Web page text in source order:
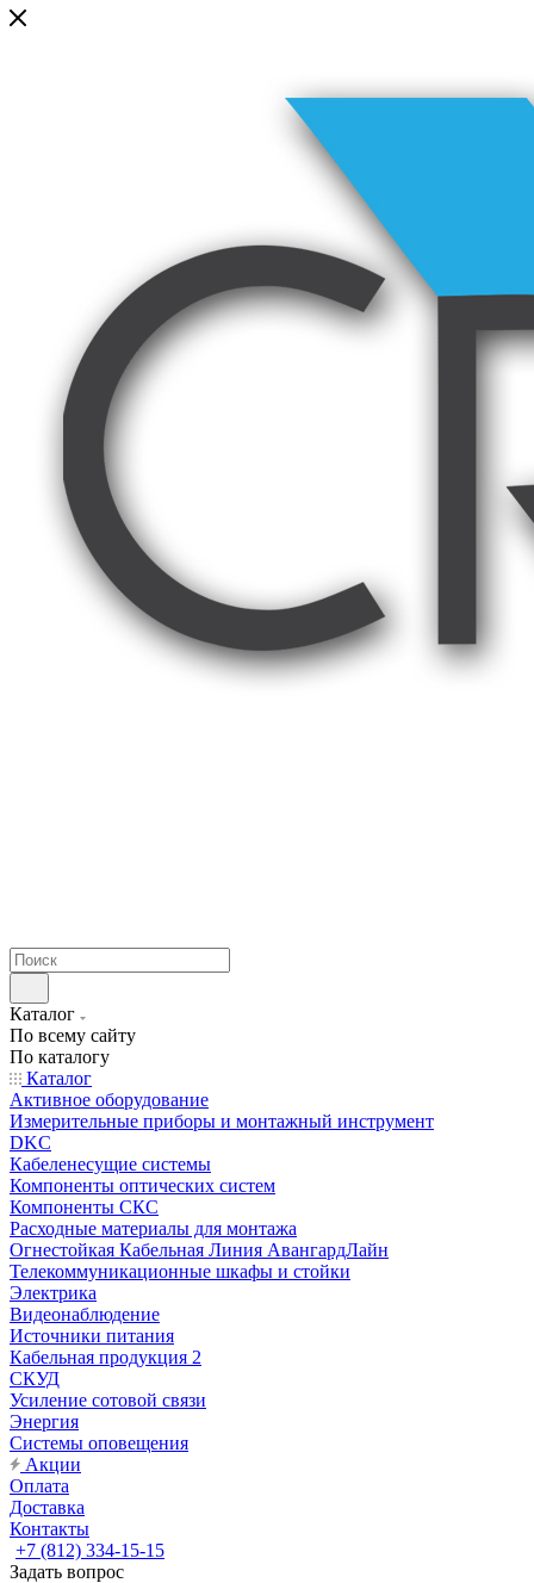
Каталог
По всему сайту
По каталогу
Каталог
Активное оборудование
Измерительные приборы и монтажный инструмент
DKC
Кабеленесущие системы
Компоненты оптических систем
Компоненты СКС
Расходные материалы для монтажа
Огнестойкая Кабельная Линия АвангардЛайн
Телекоммуникационные шкафы и стойки
Электрика
Видеонаблюдение
Источники питания
Кабельная продукция 2
СКУД
Усиление сотовой связи
Энергия
Системы оповещения
Акции
Оплата
Доставка
Контакты
+7 (812) 334-15-15
Задать вопрос